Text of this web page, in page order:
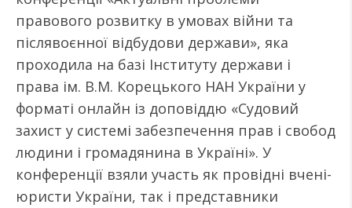
правового розвитку в умовах війни та
післявоєнної відбудови держави», яка
проходила на базі Інституту держави і
права ім. В.М. Корецького НАН України у
форматі онлайн із доповіддю «Судовий
захист у системі забезпечення прав і свобод
людини і громадянина в Україні». У
конференції взяли участь як провідні вчені-
юристи України, так і представники